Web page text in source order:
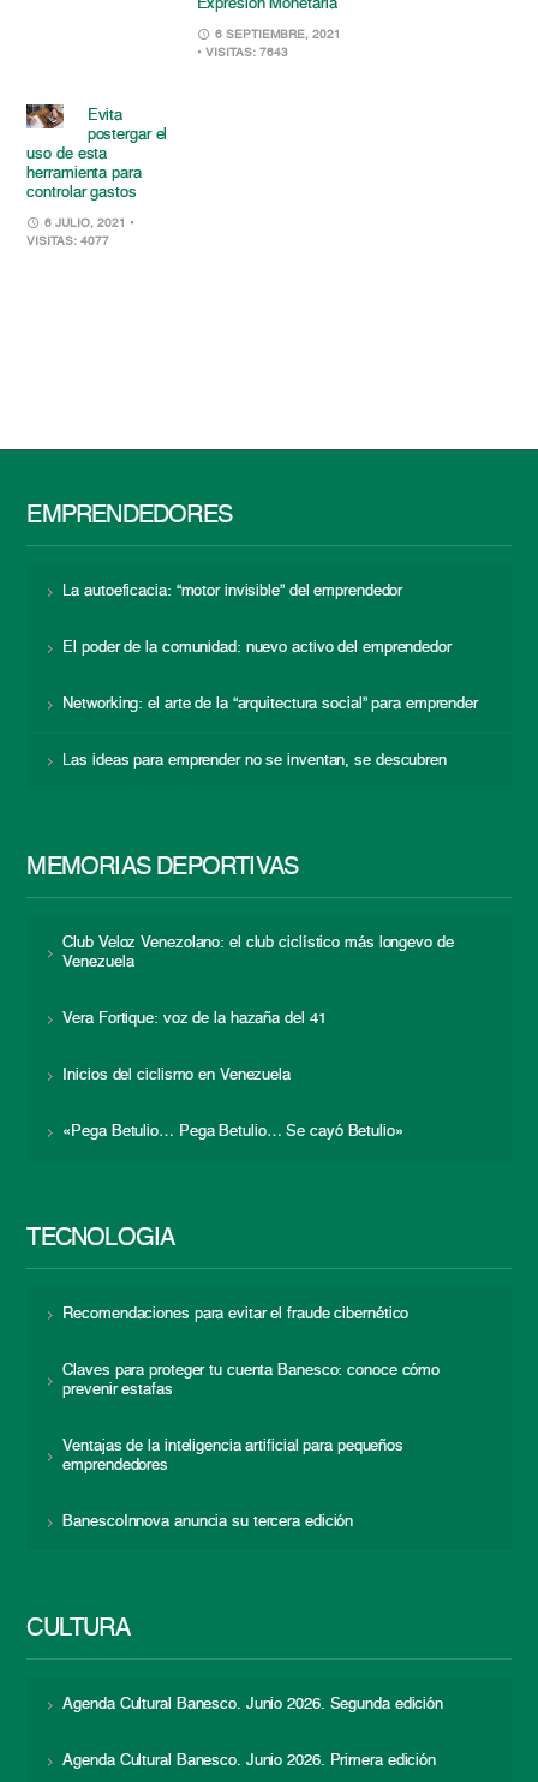
Expresión Monetaria
6 SEPTIEMBRE, 2021
• VISITAS: 7643
Evita
postergar el
uso de esta
herramienta para
controlar gastos
6 JULIO, 2021 •
VISITAS: 4077
EMPRENDEDORES
La autoeficacia: “motor invisible” del emprendedor
El poder de la comunidad: nuevo activo del emprendedor
Networking: el arte de la “arquitectura social” para emprender
Las ideas para emprender no se inventan, se descubren
MEMORIAS DEPORTIVAS
Club Veloz Venezolano: el club ciclístico más longevo de
Venezuela
Vera Fortique: voz de la hazaña del 41
Inicios del ciclismo en Venezuela
«Pega Betulio… Pega Betulio… Se cayó Betulio»
TECNOLOGÍA
Recomendaciones para evitar el fraude cibernético
Claves para proteger tu cuenta Banesco: conoce cómo
prevenir estafas
Ventajas de la inteligencia artificial para pequeños
emprendedores
BanescoInnova anuncia su tercera edición
CULTURA
Agenda Cultural Banesco. Junio 2026. Segunda edición
Agenda Cultural Banesco. Junio 2026. Primera edición